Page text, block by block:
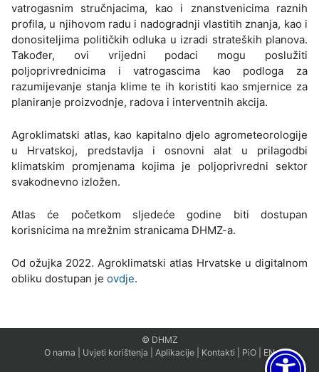
vatrogasnim stručnjacima, kao i znanstvenicima raznih
profila, u njihovom radu i nadogradnji vlastitih znanja, kao i
donositeljima političkih odluka u izradi strateških planova.
Također, ovi vrijedni podaci mogu poslužiti
poljoprivrednicima i vatrogascima kao podloga za
razumijevanje stanja klime te ih koristiti kao smjernice za
planiranje proizvodnje, radova i interventnih akcija.
Agroklimatski atlas, kao kapitalno djelo agrometeorologije
u Hrvatskoj, predstavlja i osnovni alat u prilagodbi
klimatskim promjenama kojima je poljoprivredni sektor
svakodnevno izložen.
Atlas će početkom sljedeće godine biti dostupan
korisnicima na mrežnim stranicama DHMZ-a.
Od ožujka 2022. Agroklimatski atlas Hrvatske u digitalnom
obliku dostupan je ovdje.
© DHMZ
O nama
Uvjeti korištenja Aplikacije Kontakti PiO EN